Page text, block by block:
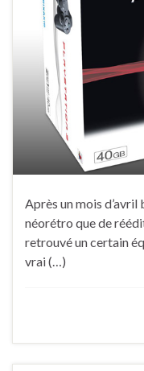
Après un mois
néorétro que de
retrouvé un certain
vrai (…)